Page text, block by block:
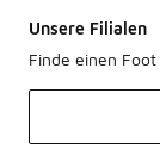
Unsere Filialen
Finde einen